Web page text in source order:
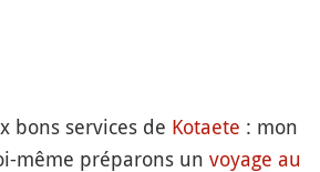
bons services de Kotaete : mon
même préparons un voyage au